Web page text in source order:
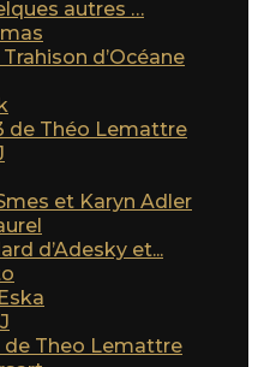
autres …
d’Océane
de Théo Lemattre
et Karyn Adler
d’Adesky et...
de Theo Lemattre